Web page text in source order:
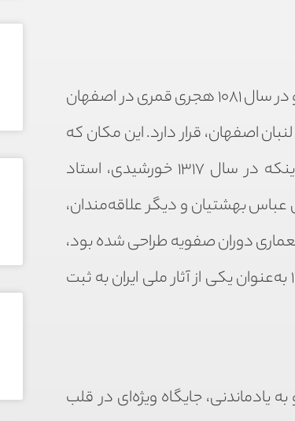
صائب تبریزی، شاعر برجستهٔ سبک هندی، در قرن یازدهم هجری قمری به دنیا آمد و در سال ۱۰۸۱ هجری قمری در اصفهان
اصفهان، قرار دارد. این مکان که
به «باغ تکیه» معروف است، در طول سال‌ها به فراموشی سپرده شده بود تا اینکه در سال ۱۳۱۷ خورشیدی، استاد
بهشتیان و دیگر علاقه‌مندان،
معماری دوران صفویه طراحی شده بود،
در سال ۱۳۴۲ آغاز و در سال ۱۳۴۶ به پایان رسید. این آرامگاه در تاریخ ۲۰ بهمن ۱۳۵۵ به‌عنوان یکی از آثار ملی ایران به ثبت
یادماندنی، جایگاه ویژه‌ای در قلب